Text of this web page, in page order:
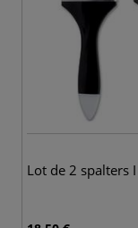
Lot de 2 spalters